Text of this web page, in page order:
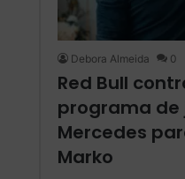
Debora Almeida 0
Red Bull
programa de
Mercedes
Marko